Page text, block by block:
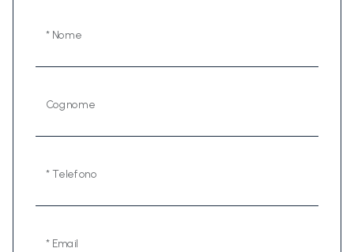
* Nome
Cognome
* Telefono
* Email